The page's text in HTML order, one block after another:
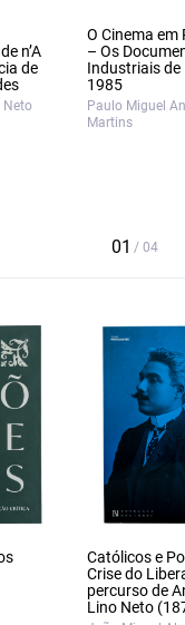
n’A
de
Neto
O Cinema em
– Os
Industriais de
1985
Paulo Miguel
Martins
Católicos e
Crise do
percurso de
Lino Neto